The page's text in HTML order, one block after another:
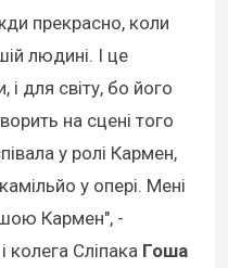
прекрасно, коли
людині. І це
і для світу, бо його
на сцені того
у ролі Кармен,
у опері. Мені
Кармен", -
колега Сліпака Гоша